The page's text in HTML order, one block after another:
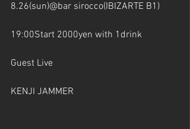
8.26(sun)@bar sirocco(IBIZARTE B1)
19:00Start 2000yen with 1drink
Guest Live
KENJI JAMMER